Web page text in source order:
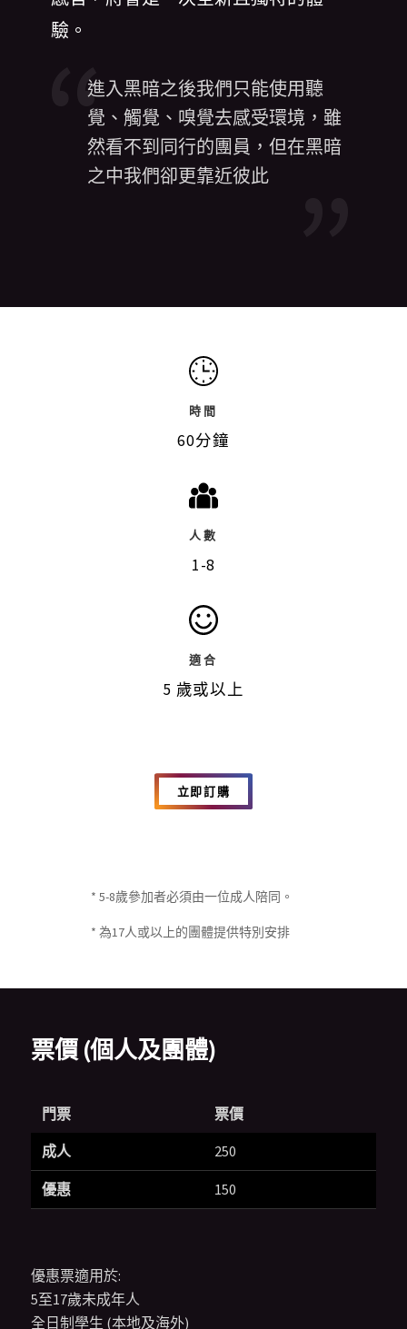
驗。
進入黑暗之後我們只能使用聽
覺、觸覺、嗅覺去感受環境，雖
然看不到同行的團員，但在黑暗
之中我們卻更靠近彼此
時間
60分鐘
人數
1-8
適合
5 歲或以上
立即訂購
* 5-8歲參加者必須由一位成人陪同。
* 為17人或以上的團體提供特別安排
票價 (個人及團體)
門票
成人
優惠
票價
250
150
優惠票適用於:
5至17歲未成年人
全日制學生 (本地及海外)